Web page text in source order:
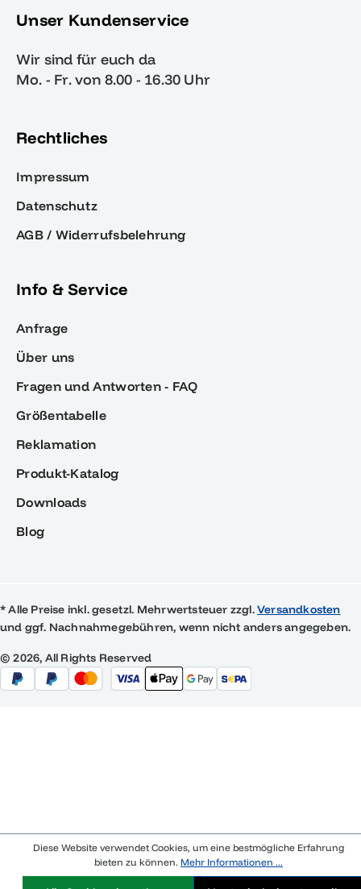
Unser Kundenservice
Wir sind für euch da
Mo. - Fr. von 8.00 - 16.30 Uhr
Rechtliches
Impressum
Datenschutz
AGB / Widerrufsbelehrung
Info & Service
Anfrage
Über uns
Fragen und Antworten - FAQ
Größentabelle
Reklamation
Produkt-Katalog
Downloads
Blog
* Alle Preise inkl. gesetzl. Mehrwertsteuer zzgl.Versandkosten
und ggf. Nachnahmegebühren, wenn nicht anders angegeben.
© 2026, All Rights Reserved
Diese Website verwendet Cookies, um eine bestmögliche Erfahrung
bieten zu können. Mehr Informationen ...